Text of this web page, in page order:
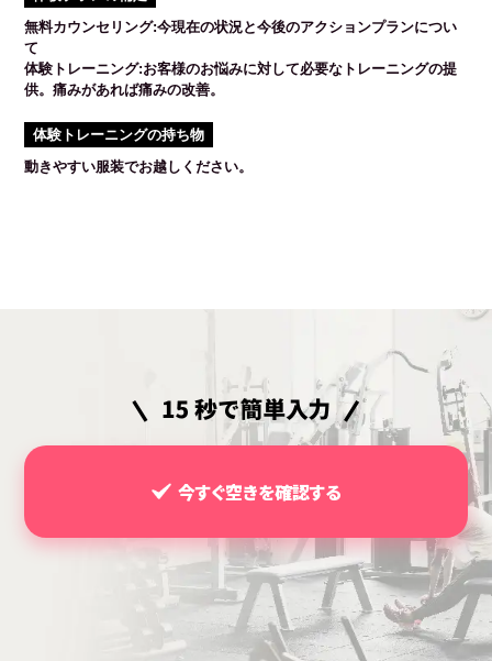
無料カウンセリング:今現在の状況と今後のアクションプランについ
て
体験トレーニング:お客様のお悩みに対して必要なトレーニングの提
供。痛みがあれば痛みの改善。
体験トレーニングの持ち物
動きやすい服装でお越しください。
今すぐ空きを確認する